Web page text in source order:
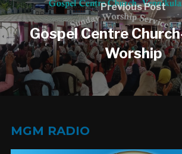
Previous Post
Gospel Centre
Worship
MGM RADIO